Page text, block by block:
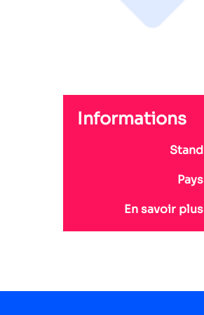
Informations
Stand
Pays
En savoir plus